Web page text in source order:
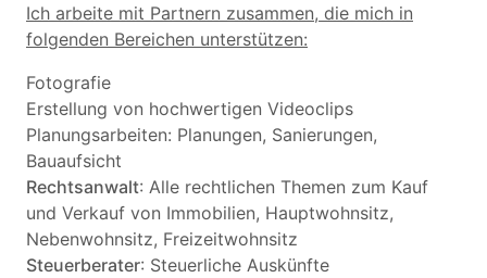
Ich arbeite mit Partnern zusammen, die mich in
folgenden Bereichen unterstützen:
Fotografie
Erstellung von hochwertigen Videoclips
Planungsarbeiten: Planungen, Sanierungen,
Bauaufsicht
Rechtsanwalt: Alle rechtlichen Themen zum Kauf
und Verkauf von Immobilien, Hauptwohnsitz,
Nebenwohnsitz, Freizeitwohnsitz
Steuerberater: Steuerliche Auskünfte